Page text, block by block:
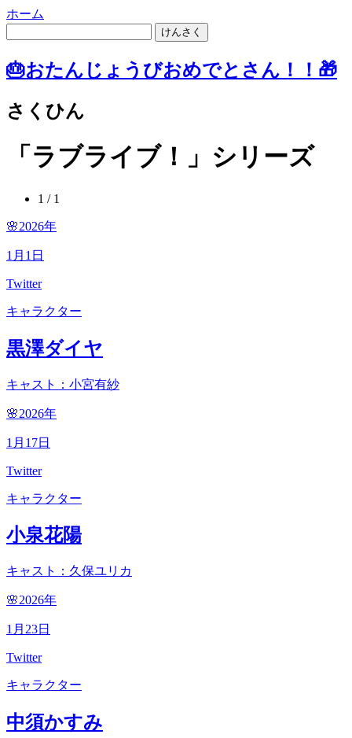
ホーム
けんさく
🎂おたんじょうびおめでとさん！！🎁
さくひん
「ラブライブ！」シリーズ
1 / 1
🌸2026年
1 月 1 日
Twitter
キャラクター
黒澤ダイヤ
キャスト：小宮有紗
🌸2026年
1 月 17日
Twitter
キャラクター
小泉花陽
キャスト：久保ユリカ
🌸2026年
1 月 23日
Twitter
キャラクター
中須かすみ